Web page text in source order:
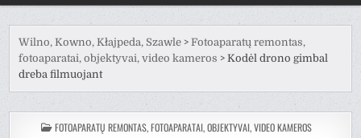
Wilno, Kowno, Kłajpeda, Szawle >Fotoaparatų remontas,
fotoaparatai, objektyvai, video kameros >Kodėl drono gimbal
dreba filmuojant
POSTED
FOTOAPARATŲ REMONTAS, FOTOAPARATAI, OBJEKTYVAI, VIDEO KAMEROS